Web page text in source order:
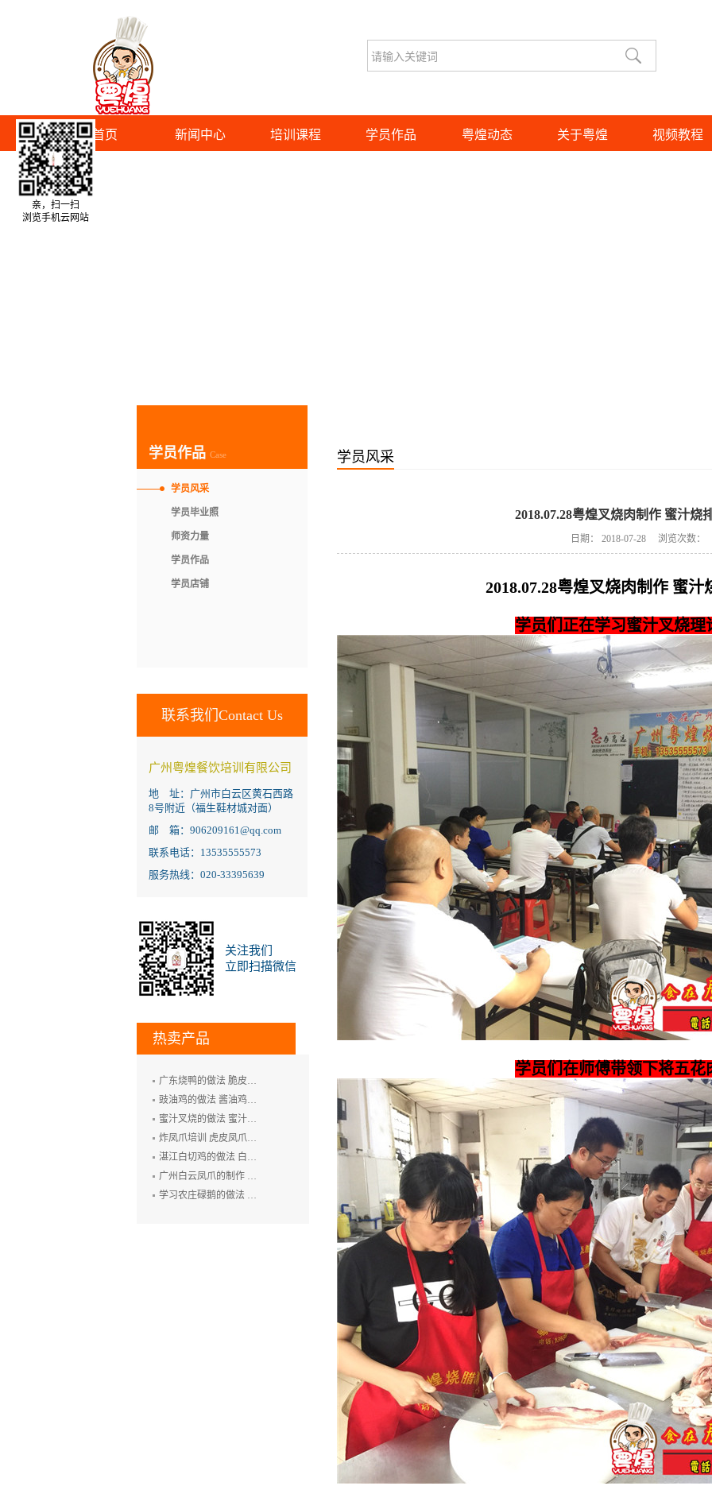
首页 新闻中心 培训课程 学员作品 粤煌动态 关于粤煌 视频教程
学员作品 Case
学员风采
学员毕业照
师资力量
学员作品
学员店铺
联系我们Contact Us
广州粤煌餐饮培训有限公司
地 址：广州市白云区黄石西路
8号附近（福生鞋材城对面）
邮 箱：906209161@qq.com
联系电话：13535555573
服务热线：020-33395639
关注我们
立即扫描微信
热卖产品
广东烧鸭的做法 脆皮烧鸭培训 广州烤鸭技术培训 烧腊培训
豉油鸡的做法 酱油鸡的制作方法 玫瑰露豉油鸡培训
蜜汁叉烧的做法 蜜汁叉烧的制作方法 叉烧肉培训 烧排骨培训
炸凤爪培训 虎皮凤爪的做法 豉汁凤爪的制作 鲍汁凤爪培训
湛江白切鸡的做法 白切鸡培训 廉江白斩鸡培训 粤式烧卤技术培训
广州白云凤爪的制作 白云猪手的做法 广式烧卤培训
学习农庄碌鹅的做法 禄鹅的制作方法 碌鹅培训
学员风采
2018.07.28粤煌叉烧肉制作 蜜汁烧
日期： 2018-07-28 浏览次数：
2018.07.28粤煌叉烧肉制作 蜜汁
学员们正在学习蜜汁叉烧理
学员们在师傅带领下将五花
亲，扫一扫
浏览手机云网站